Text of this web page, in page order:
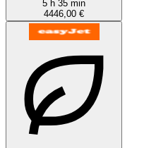
5 h 35 min
4446,00 €